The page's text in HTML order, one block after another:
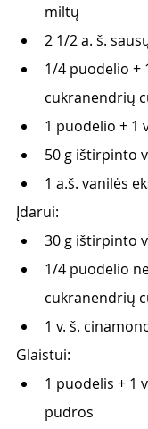
miltų
2 1/2 a. š.
1/4 puodelio +
cukranendrių
1 puodelio + 1
50 g ištirpinto
1 a.š. vanilės
Įdarui:
30 g ištirpinto
1/4 puodelio
cukranendrių
1 v. š.
Glaistui:
1 puodelis + 1
pudros